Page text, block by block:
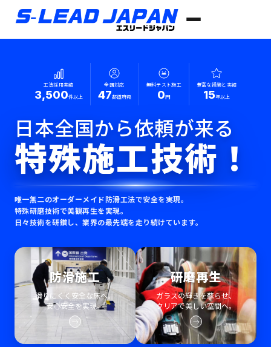
工法採用実績
3,500件以上
全国対応
47都道府県
無料テスト施工
0円
豊富な経験と実績
15年以上
日本全国から依頼が来る
特殊施工技術！
唯一無二のオーダーメイド防滑工法で安全を実現。
特殊研磨技術で美観再生を実現。
日々技術を研鑽し、業界の最先端を走り続けています。
防滑施工
滑りにくく安全な床へ。
安心安全を実現。
→
研磨再生
ガラスの輝きを蘇らせ、
クリアで美しい空間へ。
→